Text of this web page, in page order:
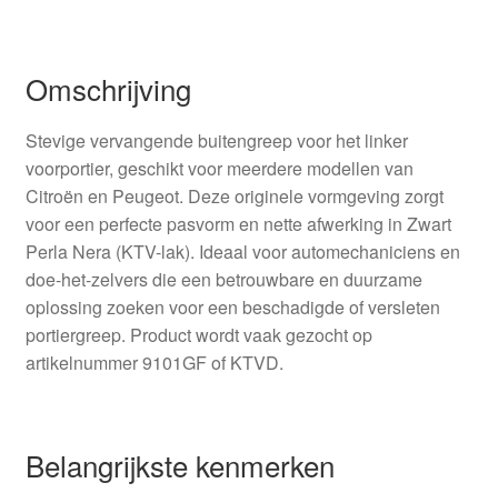
Omschrijving
Stevige vervangende buitengreep voor het linker
voorportier, geschikt voor meerdere modellen van
Citroën en Peugeot. Deze originele vormgeving zorgt
voor een perfecte pasvorm en nette afwerking in Zwart
Perla Nera (KTV-lak). Ideaal voor automechaniciens en
doe-het-zelvers die een betrouwbare en duurzame
oplossing zoeken voor een beschadigde of versleten
portiergreep. Product wordt vaak gezocht op
artikelnummer 9101GF of KTVD.
Belangrijkste kenmerken